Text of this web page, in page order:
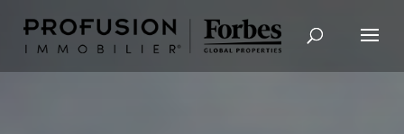
Recherche avancée